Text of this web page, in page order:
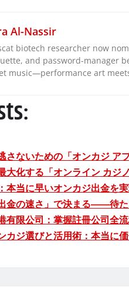
Al-Nassir
biotech researcher now
and password-manager
music—performance art
さないための「オンカジ ア
大化する「オンライン カジ
本当に早いオンカジ出金を
金の速さ」で決まる――待た
有限公司：掌握註冊公司全
カジ選びと活用術：本当に